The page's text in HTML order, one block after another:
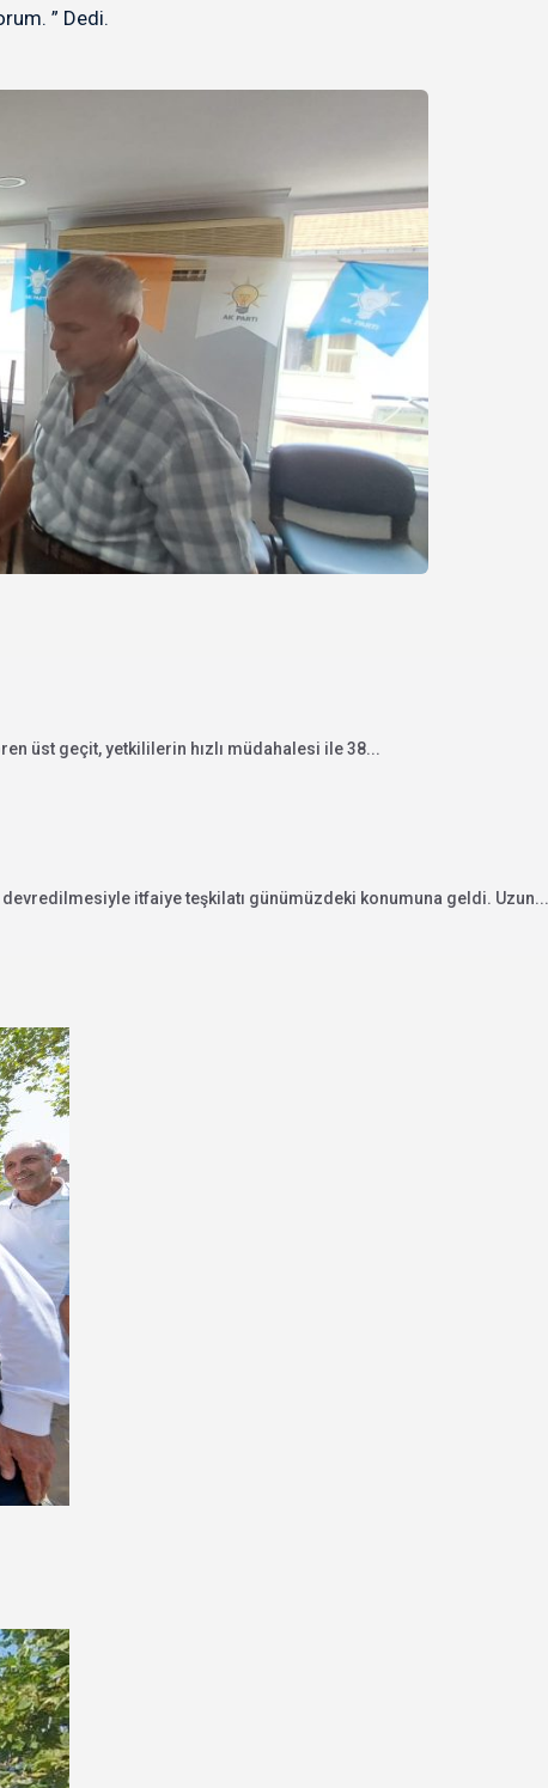
” Dedi.
üst geçit, yetkililerin hızlı müdahalesi ile 38...
itfaiye teşkilatı günümüzdeki konumuna geldi. Uzun...